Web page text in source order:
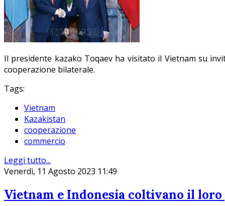
Il presidente kazako Toqaev ha visitato il Vietnam su
cooperazione bilaterale.
Tags:
Vietnam
Kazakistan
cooperazione
commercio
Leggi tutto...
Venerdì, 11 Agosto 2023 11:49
Vietnam e Indonesia coltivano il